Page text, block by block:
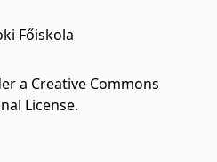
Főiskola
a Creative Commons
License.